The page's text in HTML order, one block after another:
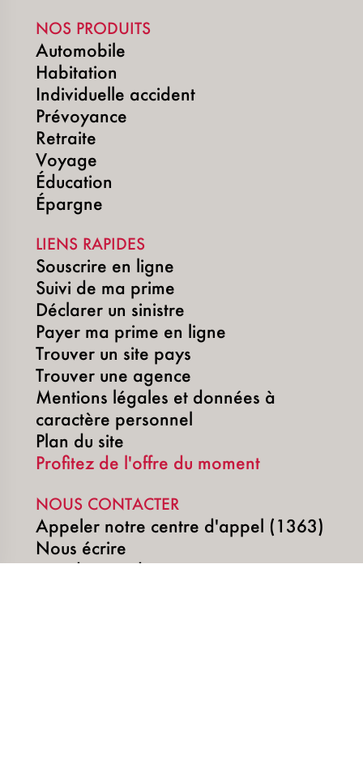
NOS PRODUITS
Automobile
Habitation
Individuelle accident
Prévoyance
Retraite
Voyage
Éducation
Épargne
LIENS RAPIDES
Souscrire en ligne
Suivi de ma prime
Déclarer un sinistre
Payer ma prime en ligne
Trouver un site pays
Trouver une agence
Mentions légales et données à
caractère personnel
Plan du site
Profitez de l'offre du moment
NOUS CONTACTER
Appeler notre centre d'appel (1363)
Nous écrire
Prendre un rdv